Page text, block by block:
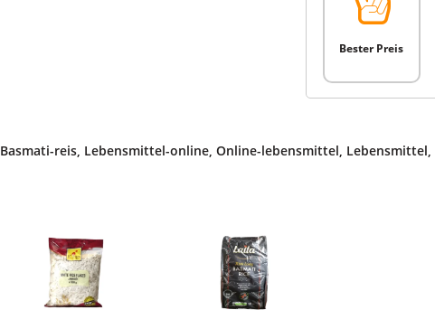
Bester Preis
Basmati-reis, Lebensmittel-online, Online-lebensmittel, Lebensmittel,